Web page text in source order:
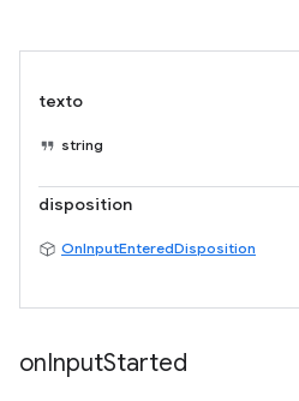
texto
string
disposition
OnInputEnteredDisposition
onInputStarted